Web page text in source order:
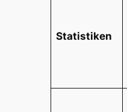
Statistiken